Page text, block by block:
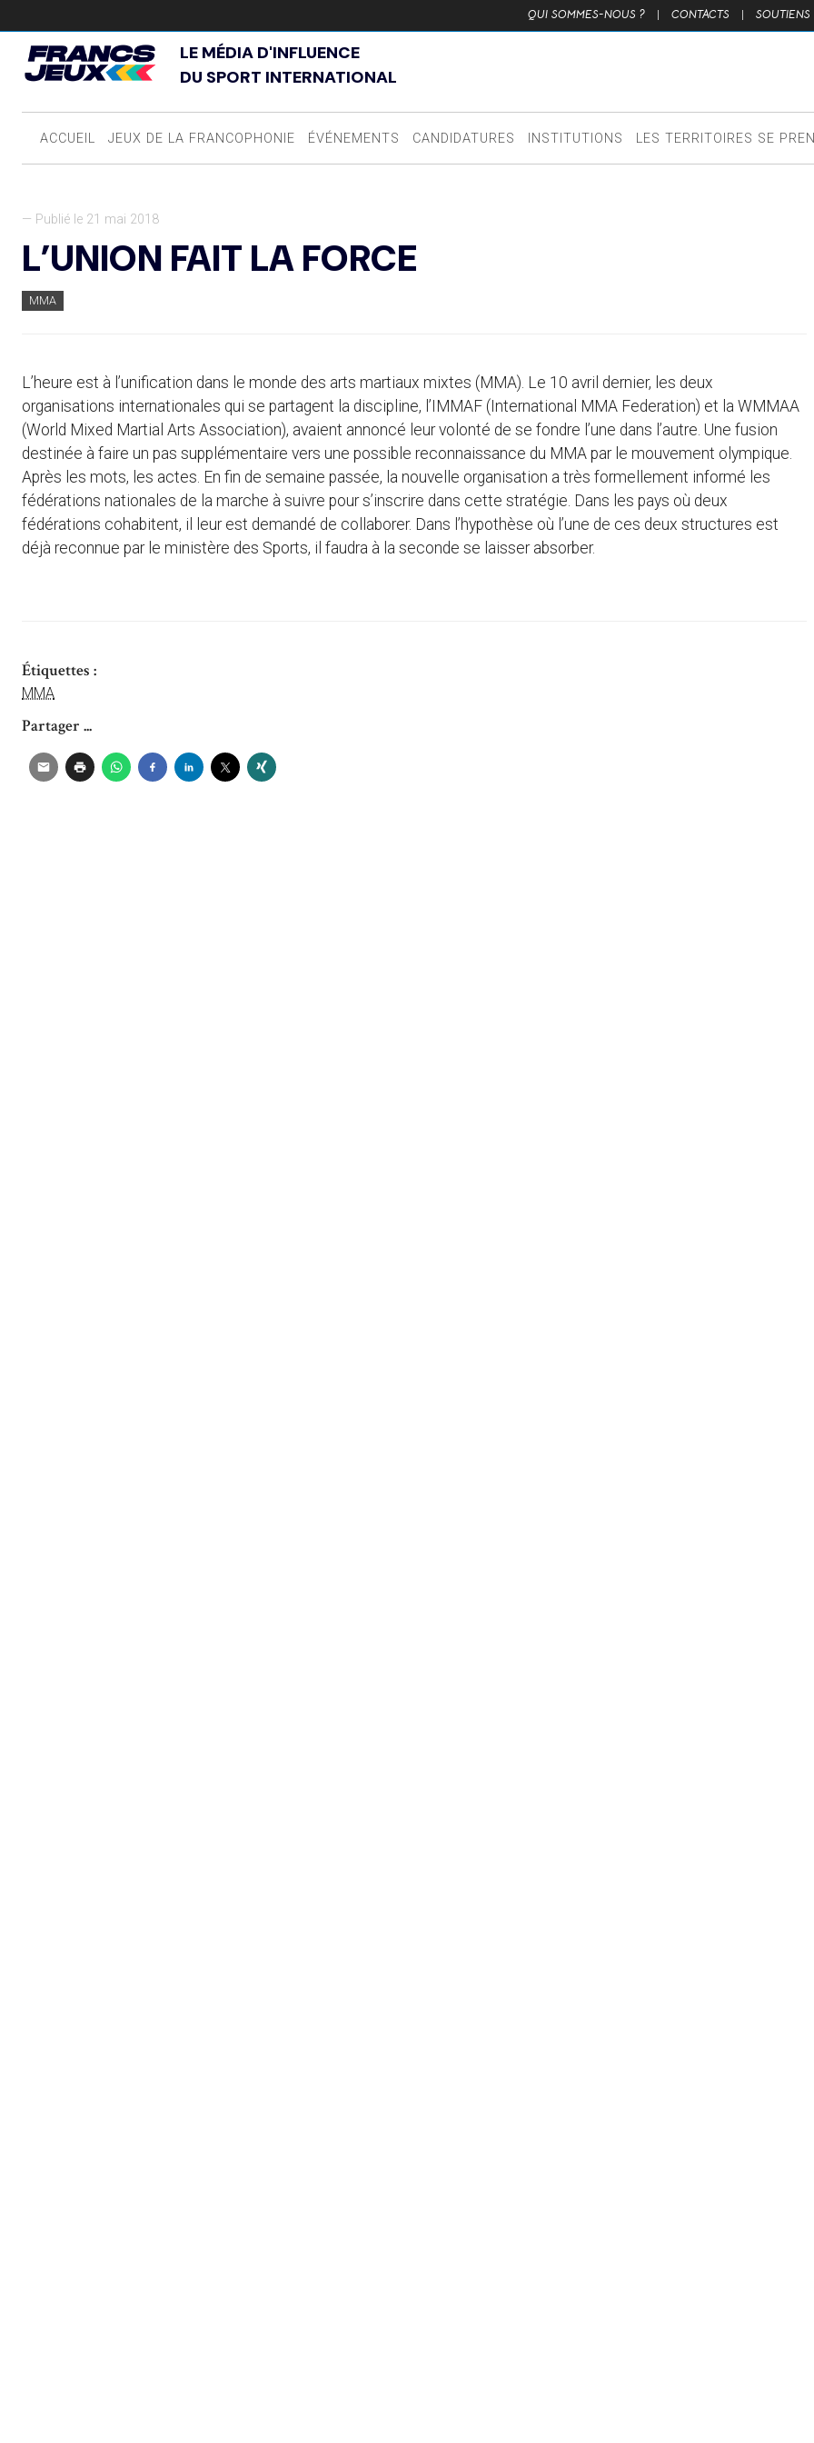
QUI SOMMES-NOUS ? | CONTACTS | SOUTIENS
LE MÉDIA D'INFLUENCE
DU SPORT INTERNATIONAL
ACCUEIL JEUX DE LA FRANCOPHONIE ÉVÉNEMENTS CANDIDATURES INSTITUTIONS LES TERRITOIRES SE
— Publié le 21 mai 2018
L’UNION FAIT LA FORCE
MMA
L’heure est à l’unification dans le monde des arts martiaux mixtes (MMA). Le 10 avril dernier, les deux
organisations internationales qui se partagent la discipline, l’IMMAF (International MMA Federation) et la WMMAA
(World Mixed Martial Arts Association), avaient annoncé leur volonté de se fondre l’une dans l’autre. Une fusion
destinée à faire un pas supplémentaire vers une possible reconnaissance du MMA par le mouvement olympique.
Après les mots, les actes. En fin de semaine passée, la nouvelle organisation a très formellement informé les
fédérations nationales de la marche à suivre pour s’inscrire dans cette stratégie. Dans les pays où deux
fédérations cohabitent, il leur est demandé de collaborer. Dans l’hypothèse où l’une de ces deux structures est
déjà reconnue par le ministère des Sports, il faudra à la seconde se laisser absorber.
Étiquettes :
MMA
Partager ...